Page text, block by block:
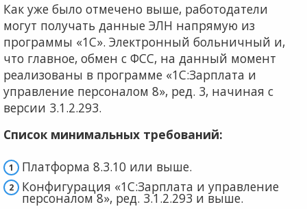
Как уже было отмечено выше, работодатели
могут получать данные ЭЛН напрямую из
программы «1С». Электронный больничный и,
что главное, обмен с ФСС, на данный момент
реализованы в программе «1С:Зарплата и
управление персоналом 8», ред. 3, начиная с
версии 3.1.2.293.
Список минимальных требований:
Платформа 8.3.10 или выше.
Конфигурация «1С:Зарплата и управление
персоналом 8», ред. 3.1.2.293 и выше.